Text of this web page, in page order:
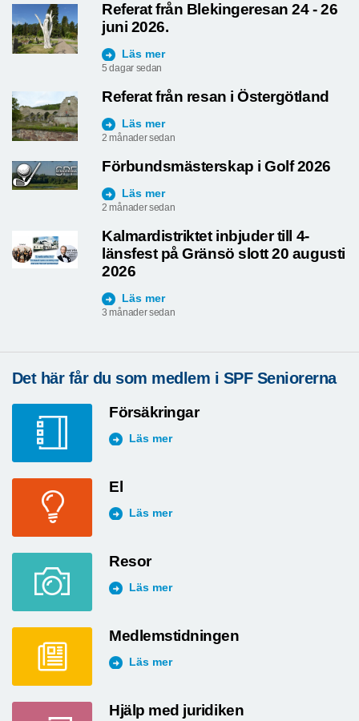
Referat från Blekingeresan 24 - 26
juni 2026.
Läs mer
5 dagar sedan
Referat från resan i Östergötland
Läs mer
2 månader sedan
Förbundsmästerskap i Golf 2026
Läs mer
2 månader sedan
Kalmardistriktet inbjuder till 4-
länsfest på Gränsö slott 20 augusti
2026
Läs mer
3 månader sedan
Det här får du som medlem i SPF Seniorerna
Försäkringar
Läs mer
El
Läs mer
Resor
Läs mer
Medlemstidningen
Läs mer
Hjälp med juridiken